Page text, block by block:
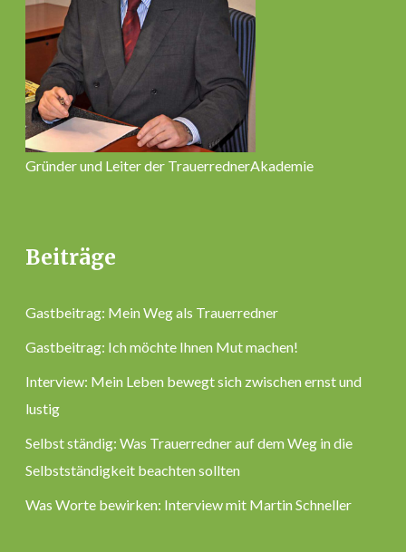
Gründer und Leiter der TrauerrednerAkademie
Beiträge
Gastbeitrag: Mein Weg als Trauerredner
Gastbeitrag: Ich möchte Ihnen Mut machen!
Interview: Mein Leben bewegt sich zwischen ernst und
lustig
Selbst ständig: Was Trauerredner auf dem Weg in die
Selbstständigkeit beachten sollten
Was Worte bewirken: Interview mit Martin Schneller